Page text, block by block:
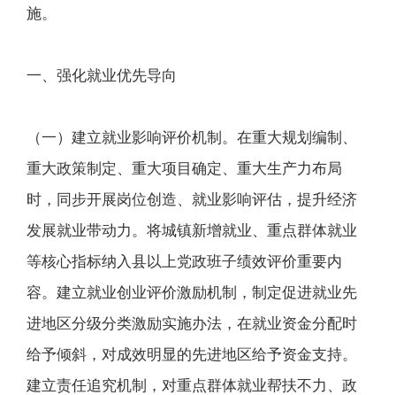
施。
一、强化就业优先导向
（一）建立就业影响评价机制。在重大规划编制、
重大政策制定、重大项目确定、重大生产力布局
时，同步开展岗位创造、就业影响评估，提升经济
发展就业带动力。将城镇新增就业、重点群体就业
等核心指标纳入县以上党政班子绩效评价重要内
容。建立就业创业评价激励机制，制定促进就业先
进地区分级分类激励实施办法，在就业资金分配时
给予倾斜，对成效明显的先进地区给予资金支持。
建立责任追究机制，对重点群体就业帮扶不力、政